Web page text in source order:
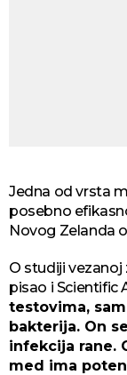
Jedna od vrsta
posebno
Novog Zelanda
O studiji
pisao i Scientific
testovima,
bakterija. On
infekcija rane.
med ima